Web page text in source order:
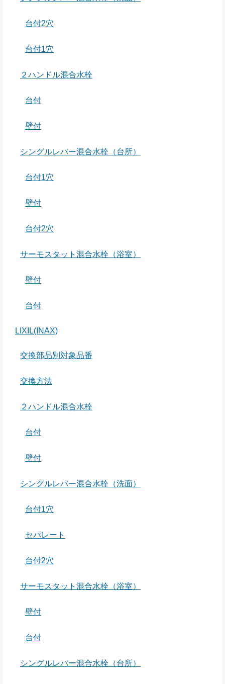
台付2穴
台付1穴
２ハンドル混合水栓
台付
壁付
シングルレバー混合水栓（台所）
台付1穴
壁付
台付2穴
サーモスタット混合水栓（浴室）
壁付
台付
LIXIL(INAX)
交換部品別対象品番
交換方法
２ハンドル混合水栓
台付
壁付
シングルレバー混合水栓（洗面）
台付1穴
セパレート
台付2穴
サーモスタット混合水栓（浴室）
壁付
台付
シングルレバー混合水栓（台所）